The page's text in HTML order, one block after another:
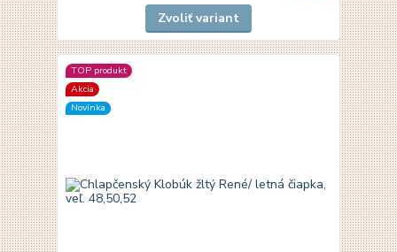
Zvoliť variant
TOP produkt
Akcia
Novinka